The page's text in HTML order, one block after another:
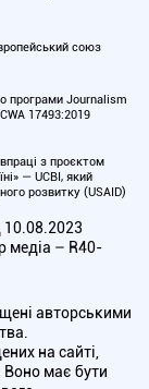
союз
програми Journalism
17493:2019
з проєктом
— UCBI, який
розвитку (USAID)
медіа – R40-
авторськими
на сайті,
Воно має бути